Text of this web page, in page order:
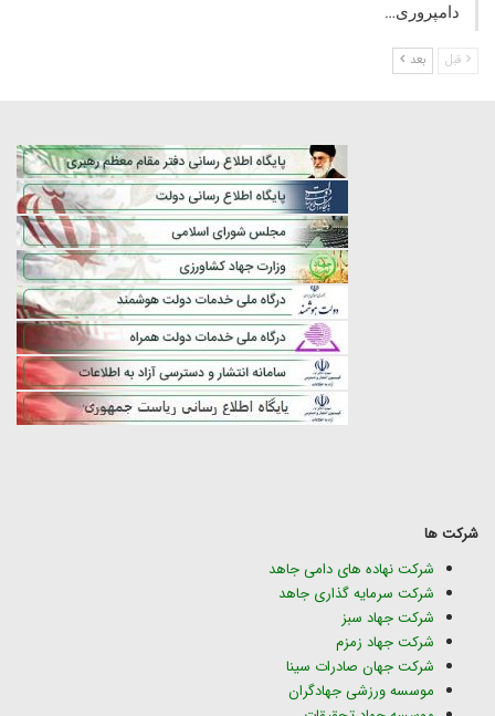
دامپروری…
قبل بعد
شرکت ها
شرکت نهاده های دامی جاهد
شرکت سرمایه گذاری جاهد
شرکت جهاد سبز
شرکت جهاد زمزم
شرکت جهان صادرات سینا
موسسه ورزشی جهادگران